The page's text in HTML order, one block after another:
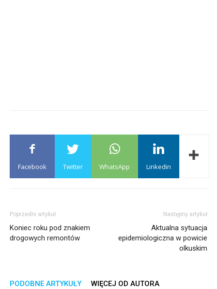
Facebook Twitter WhatsApp Linkedin
Poprzedni artykuł
Koniec roku pod znakiem
drogowych remontów
Następny artykuł
Aktualna sytuacja
epidemiologiczna w powicie
olkuskim
PODOBNE ARTYKUŁY WIĘCEJ OD AUTORA